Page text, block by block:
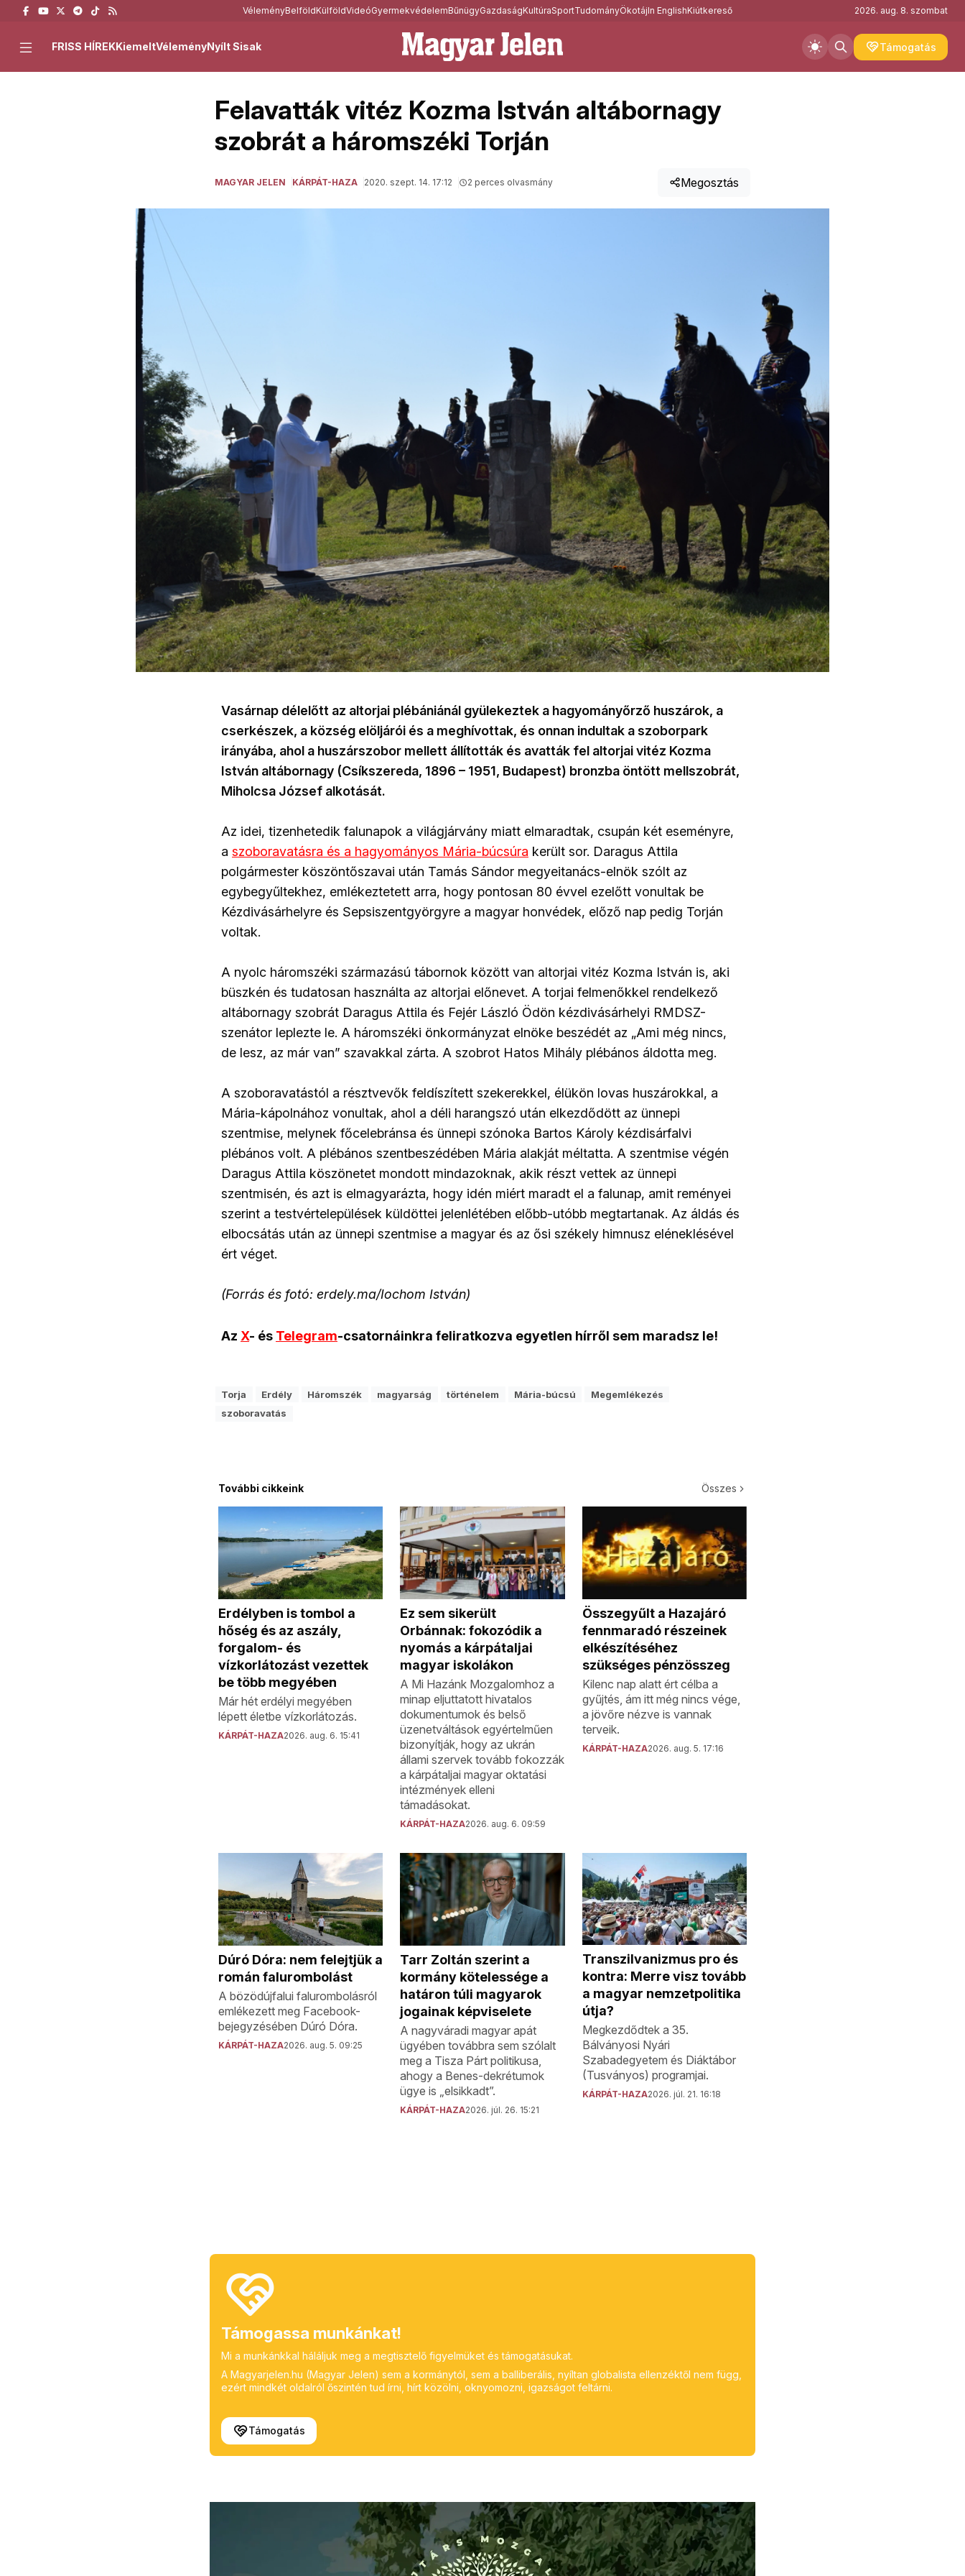
VéleményBelföldKülföldVideóGyermekvédelemBűnügyGazdaságKultúraSportTudományÖkotájIn EnglishKiútkereső 2026. aug. 8. szombat
Támogatás
FRISS HÍREKKiemeltVéleményNyílt Sisak
Felavatták vitéz Kozma István altábornagy
szobrát a háromszéki Torján
MAGYAR JELEN KÁRPÁT-HAZA 2020. szept. 14. 17:12 2 perces olvasmány Megosztás
Vasárnap délelőtt az altorjai plébániánál gyülekeztek a hagyományőrző huszárok, a
cserkészek, a község elöljárói és a meghívottak, és onnan indultak a szoborpark
irányába, ahol a huszárszobor mellett állították és avatták fel altorjai vitéz Kozma
István altábornagy (Csíkszereda, 1896 – 1951, Budapest) bronzba öntött mellszobrát,
Miholcsa József alkotását.
Az idei, tizenhetedik falunapok a világjárvány miatt elmaradtak, csupán két eseményre,
a szoboravatásra és a hagyományos Mária-búcsúra került sor. Daragus Attila
polgármester köszöntőszavai után Tamás Sándor megyeitanács-elnök szólt az
egybegyűltekhez, emlékeztetett arra, hogy pontosan 80 évvel ezelőtt vonultak be
Kézdivásárhelyre és Sepsiszentgyörgyre a magyar honvédek, előző nap pedig Torján
voltak.
A nyolc háromszéki származású tábornok között van altor­jai vitéz Kozma István is, aki
büszkén és tudatosan használta az altorjai előnevet. A torjai felmenőkkel rendelkező
altábornagy szobrát Daragus Attila és Fejér László Ödön kézdivásárhelyi RMDSZ-
szenátor leplezte le. A háromszéki önkormányzat elnöke beszédét az „Ami még nincs,
de lesz, az már van” szavakkal zárta. A szobrot Hatos Mihály plébános áldotta meg.
A szoboravatástól a résztvevők feldíszített szekerekkel, élükön lovas huszárokkal, a
Mária-kápolnához vonultak, ahol a déli harangszó után elkezdődött az ünnepi
szentmise, melynek főcelebránsa és ünnepi szónoka Bartos Károly kézdisárfalvi
plébános volt. A plébános szentbeszédében Mária alakját méltatta. A szentmise végén
Daragus Attila köszönetet mondott mindazoknak, akik részt vettek az ünnepi
szentmisén, és azt is elmagyarázta, hogy idén miért maradt el a falunap, amit reményei
szerint a testvértelepülések küldöttei jelenlétében előbb-utóbb megtartanak. Az áldás és
elbocsátás után az ünnepi szentmise a magyar és az ősi székely himnusz eléneklésével
ért véget.
(Forrás és fotó: erdely.ma/Iochom István)
Az X- és Telegram-csatornáinkra feliratkozva egyetlen hírről sem maradsz le!
Torja Erdély Háromszék magyarság történelem Mária-búcsú
Megemlékezés
szoboravatás
További cikkeink Összes
Erdélyben is tombol a
hőség és az aszály,
forgalom- és
vízkorlátozást vezettek
be több megyében
Már hét erdélyi megyében
lépett életbe vízkorlátozás.
KÁRPÁT-HAZA2026. aug. 6. 15:41
Ez sem sikerült
Orbánnak: fokozódik a
nyomás a kárpátaljai
magyar iskolákon
A Mi Hazánk Mozgalomhoz a
minap eljuttatott hivatalos
dokumentumok és belső
üzenetváltások egyértelműen
bizonyítják, hogy az ukrán
állami szervek tovább fokozzák
a kárpátaljai magyar oktatási
intézmények elleni
támadásokat.
KÁRPÁT-HAZA2026. aug. 6. 09:59
Összegyűlt a Hazajáró
fennmaradó részeinek
elkészítéséhez
szükséges pénzösszeg
Kilenc nap alatt ért célba a
gyűjtés, ám itt még nincs vége,
a jövőre nézve is vannak
terveik.
KÁRPÁT-HAZA2026. aug. 5. 17:16
Dúró Dóra: nem felejtjük a
román falurombolást
A bözödújfalui falurombolásról
emlékezett meg Facebook-
bejegyzésében Dúró Dóra.
KÁRPÁT-HAZA2026. aug. 5. 09:25
Tarr Zoltán szerint a
kormány kötelessége a
határon túli magyarok
jogainak képviselete
A nagyváradi magyar apát
ügyében továbbra sem szólalt
meg a Tisza Párt politikusa,
ahogy a Benes-dekrétumok
ügye is „elsikkadt”.
KÁRPÁT-HAZA2026. júl. 26. 15:21
Transzilvanizmus pro és
kontra: Merre visz tovább
a magyar nemzetpolitika
útja?
Megkezdődtek a 35.
Bálványosi Nyári
Szabadegyetem és Diáktábor
(Tusványos) programjai.
KÁRPÁT-HAZA2026. júl. 21. 16:18
Támogassa munkánkat!
Mi a munkánkkal háláljuk meg a megtisztelő figyelmüket és támogatásukat.
A Magyarjelen.hu (Magyar Jelen) sem a kormánytól, sem a balliberális, nyíltan globalista ellenzéktől nem függ,
ezért mindkét oldalról őszintén tud írni, hírt közölni, oknyomozni, igazságot feltárni.
Támogatás